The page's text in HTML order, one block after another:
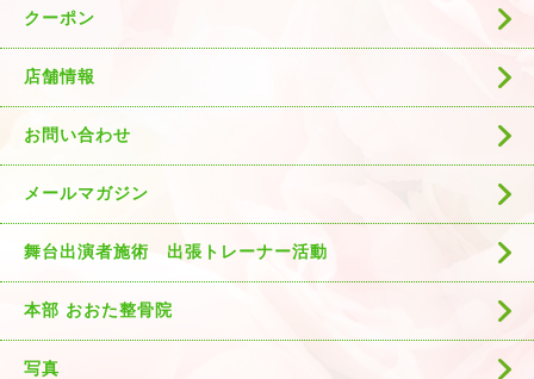
クーポン
店舗情報
お問い合わせ
メールマガジン
舞台出演者施術 出張トレーナー活動
本部 おおた整骨院
写真